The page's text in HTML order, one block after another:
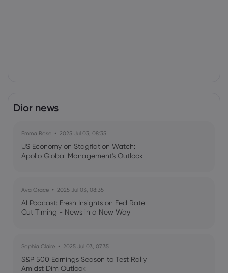
Dior news
Emma Rose 2025 Jul 03, 08:35
US Economy on Stagflation Watch:
Apollo Global Management's Outlook
Ava Grace 2025 Jul 03, 08:35
AI Podcast: Fresh Insights on Fed Rate
Cut Timing - News in a New Way
Sophia Claire 2025 Jul 03, 07:35
S&P 500 Earnings Season to Test Rally
Amidst Dim Outlook